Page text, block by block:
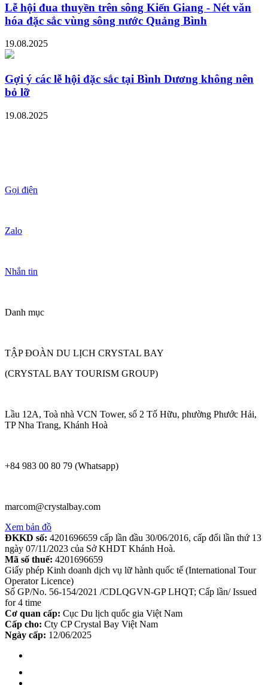
Lễ hội đua thuyền trên sông Kiến Giang - Nét văn
hóa đặc sắc vùng sông nước Quảng Bình
19.08.2025
Gợi ý các lễ hội đặc sắc tại Bình Dương không nên
bỏ lỡ
19.08.2025
Gọi điện
Zalo
Nhắn tin
Danh mục
TẬP ĐOÀN DU LỊCH CRYSTAL BAY
(CRYSTAL BAY TOURISM GROUP)
Lầu 12A, Toà nhà VCN Tower, số 2 Tố Hữu, phường Phước Hải,
TP Nha Trang, Khánh Hoà
+84 983 00 80 79 (Whatsapp)
marcom@crystalbay.com
Xem bản đồ
ĐKKD số: 4201696659 cấp lần đầu 30/06/2016, cấp đổi lần thứ 13
ngày 07/11/2023 của Sở KHDT Khánh Hoà.
Mã số thuế: 4201696659
Giấy phép Kinh doanh dịch vụ lữ hành quốc tế (International Tour
Operator Licence)
Số GP/No. 56-154/2021 /CDLQGVN-GP LHQT; Cấp lần/ Issued
for 4 time
Cơ quan cấp: Cục Du lịch quốc gia Việt Nam
Cấp cho: Cty CP Crystal Bay Việt Nam
Ngày cấp: 12/06/2025